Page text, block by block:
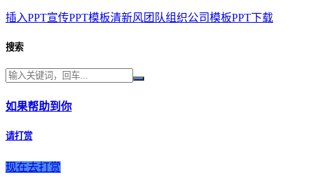
插入PPT宣传PPT模板清新风团队组织公司模板PPT下载
搜索
如果帮助到你
请打赏
现在去打赏